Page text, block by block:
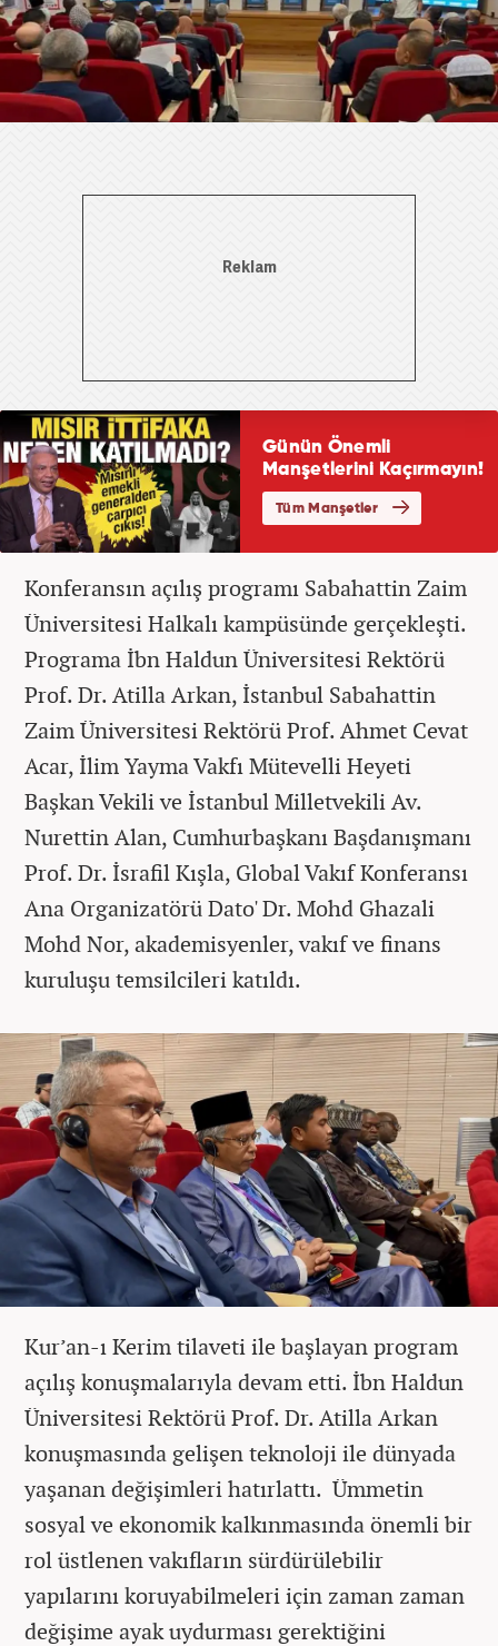
Konferansın açılış programı Sabahattin Zaim
Üniversitesi Halkalı kampüsünde gerçekleşti.
Programa İbn Haldun Üniversitesi Rektörü
Prof. Dr. Atilla Arkan, İstanbul Sabahattin
Zaim Üniversitesi Rektörü Prof. Ahmet Cevat
Acar, İlim Yayma Vakfı Mütevelli Heyeti
Başkan Vekili ve İstanbul Milletvekili Av.
Nurettin Alan, Cumhurbaşkanı Başdanışmanı
Prof. Dr. İsrafil Kışla, Global Vakıf Konferansı
Ana Organizatörü Dato' Dr. Mohd Ghazali
Mohd Nor, akademisyenler, vakıf ve finans
kuruluşu temsilcileri katıldı.
Kur’an-ı Kerim tilaveti ile başlayan program
açılış konuşmalarıyla devam etti. İbn Haldun
Üniversitesi Rektörü Prof. Dr. Atilla Arkan
konuşmasında gelişen teknoloji ile dünyada
yaşanan değişimleri hatırlattı. Ümmetin
sosyal ve ekonomik kalkınmasında önemli bir
rol üstlenen vakıfların sürdürülebilir
yapılarını koruyabilmeleri için zaman zaman
değişime ayak uydurması gerektiğini